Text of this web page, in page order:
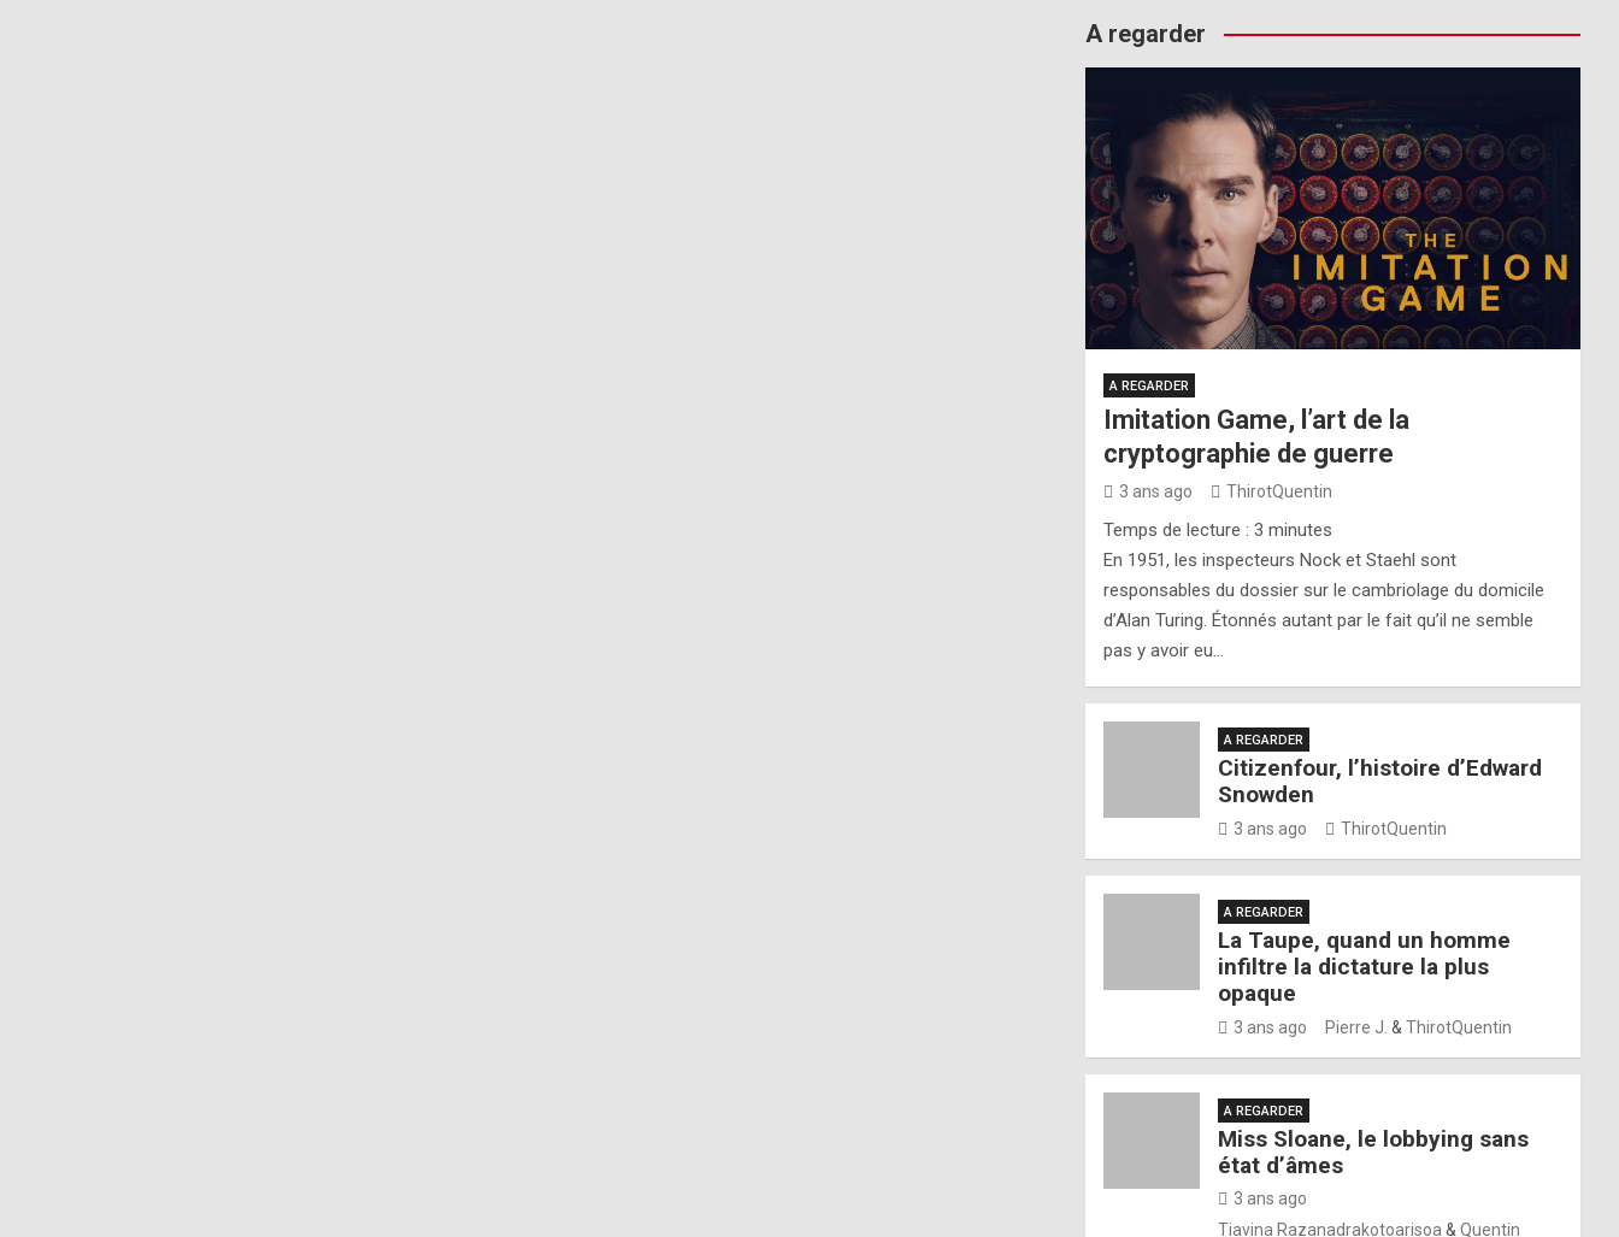
A regarder
A REGARDER
Imitation Game, l’art de la
cryptographie de guerre
3 ans ago ThirotQuentin
Temps de lecture :3 minutes
En 1951, les inspecteurs Nock et Staehl sont
responsables du dossier sur le cambriolage du domicile
d’Alan Turing. Étonnés autant par le fait qu’il ne semble
pas y avoir eu…
A REGARDER
Citizenfour, l’histoire d’Edward
Snowden
3 ans ago ThirotQuentin
A REGARDER
La Taupe, quand un homme
infiltre la dictature la plus
opaque
3 ans ago Pierre J. &ThirotQuentin
A REGARDER
Miss Sloane, le lobbying sans
état d’âmes
3 ans ago
Tiavina Razanadrakotoarisoa &Quentin